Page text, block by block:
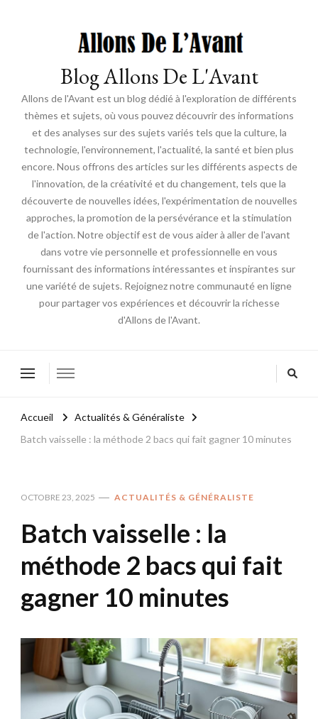
Blog Allons De L'Avant
Allons de l'Avant est un blog dédié à l'exploration de différents
thèmes et sujets, où vous pouvez découvrir des informations
et des analyses sur des sujets variés tels que la culture, la
technologie, l'environnement, l'actualité, la santé et bien plus
encore. Nous offrons des articles sur les différents aspects de
l'innovation, de la créativité et du changement, tels que la
découverte de nouvelles idées, l'expérimentation de nouvelles
approches, la promotion de la persévérance et la stimulation
de l'action. Notre objectif est de vous aider à aller de l'avant
dans votre vie personnelle et professionnelle en vous
fournissant des informations intéressantes et inspirantes sur
une variété de sujets. Rejoignez notre communauté en ligne
pour partager vos expériences et découvrir la richesse
d'Allons de l'Avant.
Accueil
Actualités & Généraliste
Batch vaisselle : la méthode 2 bacs qui fait gagner 10 minutes
OCTOBRE 23, 2025 ACTUALITÉS & GÉNÉRALISTE
Batch vaisselle : la
méthode 2 bacs qui fait
gagner 10 minutes